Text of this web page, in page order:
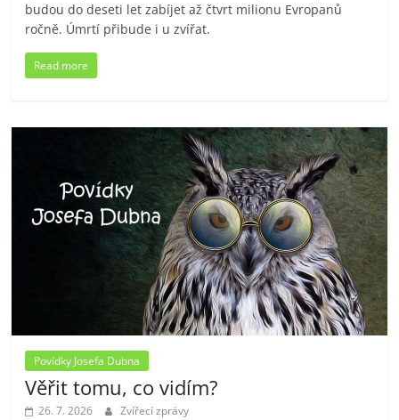
budou do deseti let zabíjet až čtvrt milionu Evropanů
ročně. Úmrtí přibude i u zvířat.
Read more
Povídky Josefa Dubna
Věřit tomu, co vidím?
26. 7. 2026 Zvířecí zprávy